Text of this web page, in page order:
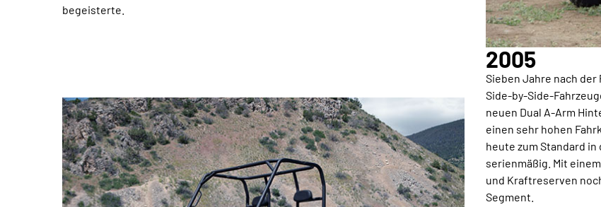
begeisterte.
2005
Sieben Jahre nach der
Side-by-Side-
neuen Dual A-Arm
einen sehr hohen
heute zum Standard
serienmäßig. Mit
und Kraftreserven
Segment.